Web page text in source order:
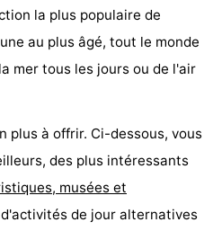
la plus populaire de
au plus âgé, tout le monde
mer tous les jours ou de l'air
plus à offrir. Ci-dessous, vous
des plus intéressants
musées et
d'activités de jour alternatives